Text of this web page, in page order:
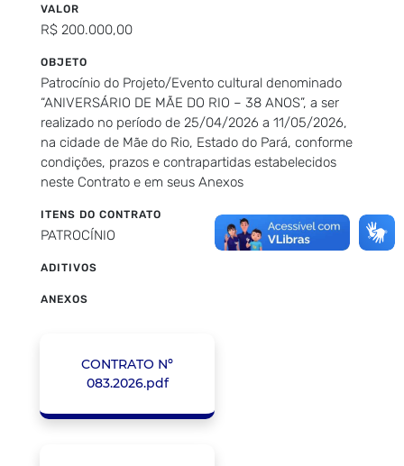
VALOR
R$ 200.000,00
OBJETO
Patrocínio do Projeto/Evento cultural denominado
“ANIVERSÁRIO DE MÃE DO RIO – 38 ANOS”, a ser
realizado no período de 25/04/2026 a 11/05/2026,
na cidade de Mãe do Rio, Estado do Pará, conforme
condições, prazos e contrapartidas estabelecidos
neste Contrato e em seus Anexos
ITENS DO CONTRATO
PATROCÍNIO
ADITIVOS
ANEXOS
CONTRATO Nº
083.2026.pdf